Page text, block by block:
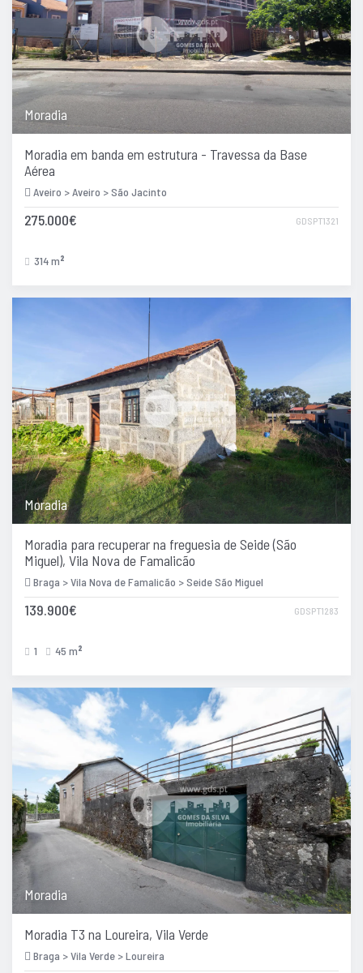
Moradia
Moradia em banda em estrutura - Travessa da Base
Aérea
Aveiro > Aveiro > São Jacinto
GDSPT1321
275.000€
314 m 2
Moradia
Moradia para recuperar na freguesia de Seide (São
Miguel), Vila Nova de Famalicão
Braga > Vila Nova de Famalicão > Seide São Miguel
GDSPT1283
139.900€
1 45 m 2
Moradia
Moradia T3 na Loureira, Vila Verde
Braga > Vila Verde > Loureira